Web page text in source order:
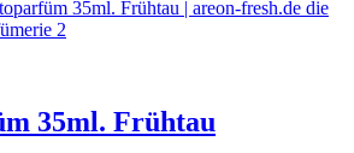
35ml. Frühtau